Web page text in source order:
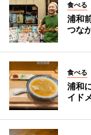
食べる
浦和
つな
食べる
浦和
イド